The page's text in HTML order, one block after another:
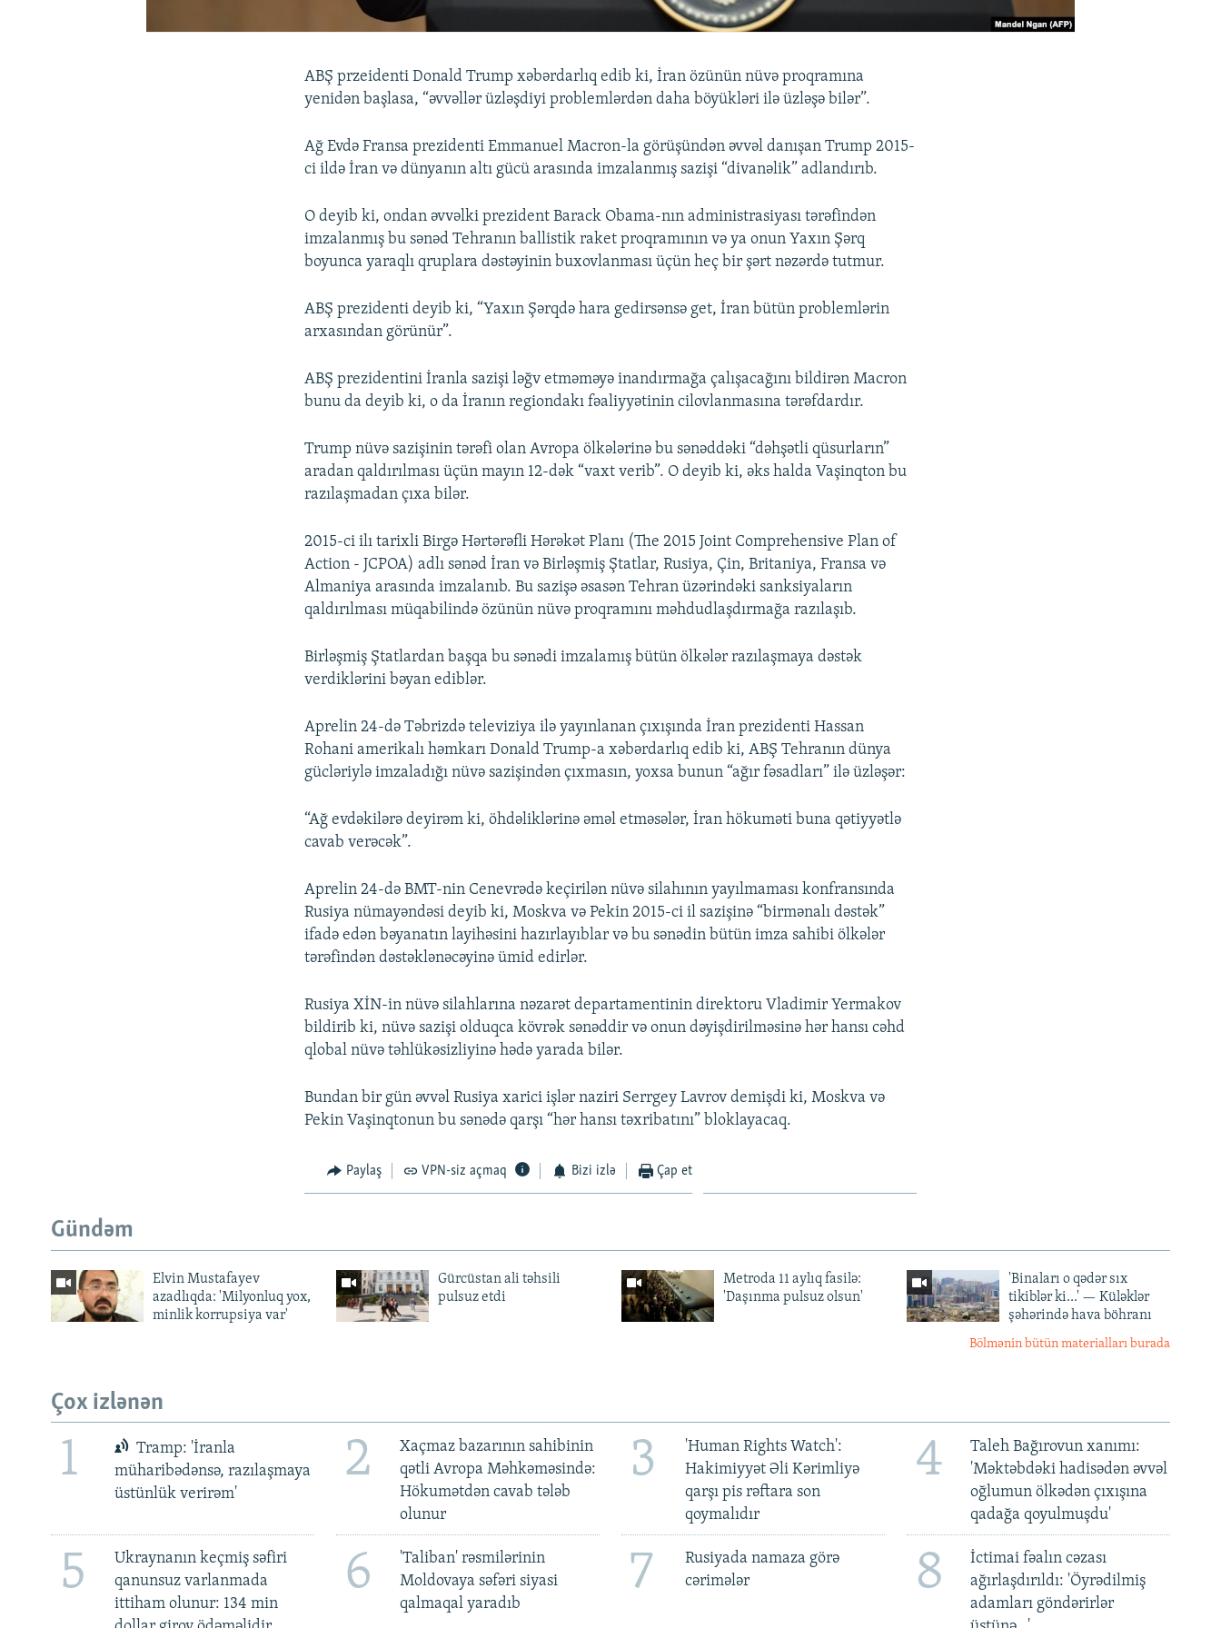
ABŞ przeidenti Donald Trump xəbərdarlıq edib ki, İran özünün nüvə proqramına
yenidən başlasa, “əvvəllər üzləşdiyi problemlərdən daha böyükləri ilə üzləşə bilər”.
Ağ Evdə Fransa prezidenti Emmanuel Macron-la görüşündən əvvəl danışan Trump 2015-
ci ildə İran və dünyanın altı gücü arasında imzalanmış sazişi “divanəlik” adlandırıb.
O deyib ki, ondan əvvəlki prezident Barack Obama-nın administrasiyası tərəfindən
imzalanmış bu sənəd Tehranın ballistik raket proqramının və ya onun Yaxın Şərq
boyunca yaraqlı qruplara dəstəyinin buxovlanması üçün heç bir şərt nəzərdə tutmur.
ABŞ prezidenti deyib ki, “Yaxın Şərqdə hara gedirsənsə get, İran bütün problemlərin
arxasından görünür”.
ABŞ prezidentini İranla sazişi ləğv etməməyə inandırmağa çalışacağını bildirən Macron
bunu da deyib ki, o da İranın regiondakı fəaliyyətinin cilovlanmasına tərəfdardır.
Trump nüvə sazişinin tərəfi olan Avropa ölkələrinə bu sənəddəki “dəhşətli qüsurların”
aradan qaldırılması üçün mayın 12-dək “vaxt verib”. O deyib ki, əks halda Vaşinqton bu
razılaşmadan çıxa bilər.
2015-ci ilı tarixli Birgə Hərtərəfli Hərəkət Planı (The 2015 Joint Comprehensive Plan of
Action - JCPOA) adlı sənəd İran və Birləşmiş Ştatlar, Rusiya, Çin, Britaniya, Fransa və
Almaniya arasında imzalanıb. Bu sazişə əsasən Tehran üzərindəki sanksiyaların
qaldırılması müqabilində özünün nüvə proqramını məhdudlaşdırmağa razılaşıb.
Birləşmiş Ştatlardan başqa bu sənədi imzalamış bütün ölkələr razılaşmaya dəstək
verdiklərini bəyan ediblər.
Aprelin 24-də Təbrizdə televiziya ilə yayınlanan çıxışında İran prezidenti Hassan
Rohani amerikalı həmkarı Donald Trump-a xəbərdarlıq edib ki, ABŞ Tehranın dünya
gücləriylə imzaladığı nüvə sazişindən çıxmasın, yoxsa bunun “ağır fəsadları” ilə üzləşər:
“Ağ evdəkilərə deyirəm ki, öhdəliklərinə əməl etməsələr, İran hökuməti buna qətiyyətlə
cavab verəcək”.
Aprelin 24-də BMT-nin Cenevrədə keçirilən nüvə silahının yayılmaması konfransında
Rusiya nümayəndəsi deyib ki, Moskva və Pekin 2015-ci il sazişinə “birmənalı dəstək”
ifadə edən bəyanatın layihəsini hazırlayıblar və bu sənədin bütün imza sahibi ölkələr
tərəfindən dəstəklənəcəyinə ümid edirlər.
Rusiya XİN-in nüvə silahlarına nəzarət departamentinin direktoru Vladimir Yermakov
bildirib ki, nüvə sazişi olduqca kövrək sənəddir və onun dəyişdirilməsinə hər hansı cəhd
qlobal nüvə təhlükəsizliyinə hədə yarada bilər.
Bundan bir gün əvvəl Rusiya xarici işlər naziri Serrgey Lavrov demişdi ki, Moskva və
Pekin Vaşinqtonun bu sənədə qarşı “hər hansı təxribatını” bloklayacaq.
Paylaş VPN-siz açmaq Bizi izlə Çap et
Gündəm
Elvin Mustafayev
azadlıqda: 'Milyonluq yox,
minlik korrupsiya var'
Gürcüstan ali təhsili
pulsuz etdi
Metroda 11 aylıq fasilə:
'Daşınma pulsuz olsun'
'Binaları o qədər sıx
tikiblər ki...' — Küləklər
şəhərində hava böhranı
Bölmənin bütün materialları burada
Çox izlənən
1
Tramp: 'İranla
müharibədənsə, razılaşmaya
üstünlük verirəm'
2
Xaçmaz bazarının sahibinin
qətli Avropa Məhkəməsində:
Hökumətdən cavab tələb
olunur
3
'Human Rights Watch':
Hakimiyyət Əli Kərimliyə
qarşı pis rəftara son
qoymalıdır
4
Taleh Bağırovun xanımı:
'Məktəbdəki hadisədən əvvəl
oğlumun ölkədən çıxışına
qadağa qoyulmuşdu'
5
Ukraynanın keçmiş səfiri
qanunsuz varlanmada
ittiham olunur: 134 min
6
'Taliban' rəsmilərinin
Moldovaya səfəri siyasi
qalmaqal yaradıb
7
Rusiyada namaza görə
cərimələr
8
İctimai fəalın cəzası
ağırlaşdırıldı: 'Öyrədilmiş
adamları göndərirlər